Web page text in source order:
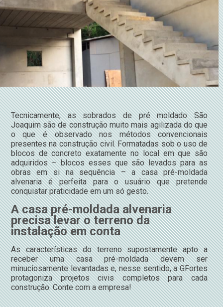
Tecnicamente, as sobrados de pré moldado São
Joaquim são de construção muito mais agilizada do que
o que é observado nos métodos convencionais
presentes na construção civil. Formatadas sob o uso de
blocos de concreto exatamente no local em que são
adquiridos – blocos esses que são levados para as
obras em si na sequência – a casa pré-moldada
alvenaria é perfeita para o usuário que pretende
conquistar praticidade em um só gesto.
A casa pré-moldada alvenaria
precisa levar o terreno da
instalação em conta
As características do terreno supostamente apto a
receber uma casa pré-moldada devem ser
minuciosamente levantadas e, nesse sentido, a GFortes
protagoniza projetos civis completos para cada
construção. Conte com a empresa!